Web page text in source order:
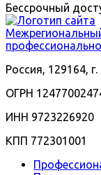
Бессрочный
Россия, 129164,
ОГРН
ИНН 9723226920
КПП 772301001